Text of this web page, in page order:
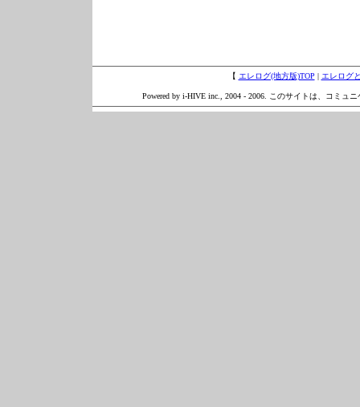
【 エレログ(地方版)TOP | エレログ
Powered by i-HIVE inc., 2004 - 2006. このサイトは、コミュ